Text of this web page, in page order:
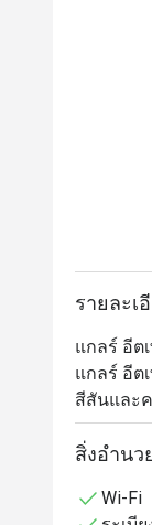
รายละเ
แกลร์ อีต
แกลร์ อีต
สีสันและ
ตกแต่งที่
ตอบโจท
เมนูเด็ดห้
สิ่งอำนว
Wi-Fi